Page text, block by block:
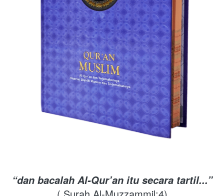
“dan bacalah Al-Qur’an itu secara tartil...”